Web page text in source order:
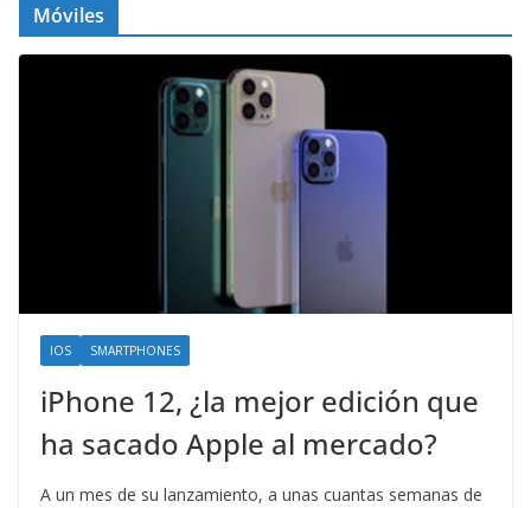
Móviles
IOS SMARTPHONES
iPhone 12, ¿la mejor edición que
ha sacado Apple al mercado?
A un mes de su lanzamiento, a unas cuantas semanas de